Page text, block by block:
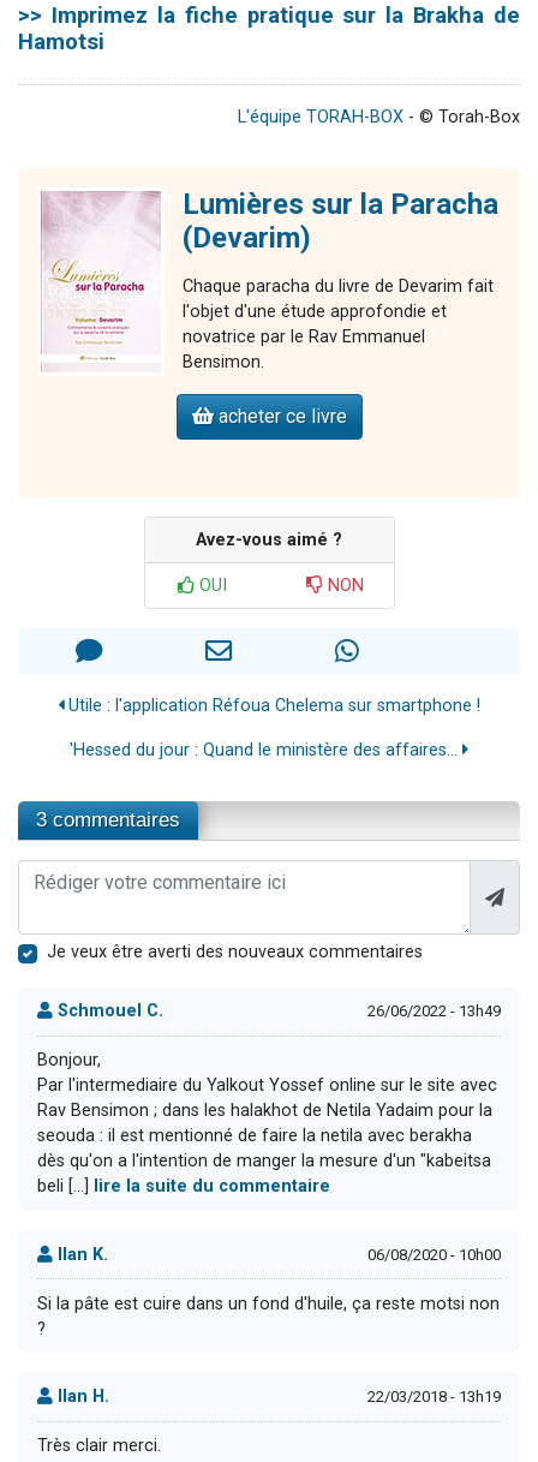
>> Imprimez la fiche pratique sur la Brakha de
Hamotsi
L'équipe TORAH-BOX - © Torah-Box
Lumières sur la Paracha
(Devarim)
Chaque paracha du livre de Devarim fait
l'objet d'une étude approfondie et
novatrice par le Rav Emmanuel
Bensimon.
acheter ce livre
Avez-vous aimé ?
OUI NON
Utile : l'application Réfoua Chelema sur smartphone !
'Hessed du jour : Quand le ministère des affaires...
3 commentaires
Je veux être averti des nouveaux commentaires
Schmouel C. 26/06/2022 - 13h49
Bonjour,
Par l'intermediaire du Yalkout Yossef online sur le site avec
Rav Bensimon ; dans les halakhot de Netila Yadaim pour la
seouda : il est mentionné de faire la netila avec berakha
dès qu'on a l'intention de manger la mesure d'un "kabeitsa
beli [...] lire la suite du commentaire
Ilan K. 06/08/2020 - 10h00
Si la pâte est cuire dans un fond d'huile, ça reste motsi non
?
Ilan H. 22/03/2018 - 13h19
Très clair merci.